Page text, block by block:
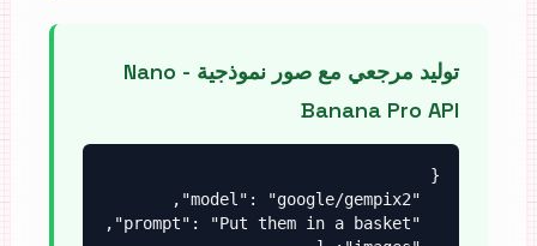
توليد مرجعي مع صور نموذجية - Nano
Banana Pro API